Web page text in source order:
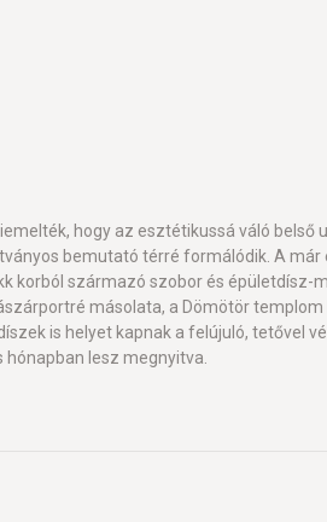
hogy az esztétikussá váló
bemutató térré formálódik. A
korból származó szobor és
másolata, a Dömötör
is helyet kapnak a felújuló, tetővel
lesz megnyitva.